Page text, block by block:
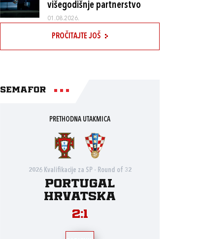
višegodišnje partnerstvo
01.08.2026.
PROČITAJTE JOŠ
Semafor
PRETHODNA UTAKMICA
2026 Kvalifikacije za SP - Round of 32
Portugal
Hrvatska
2:1